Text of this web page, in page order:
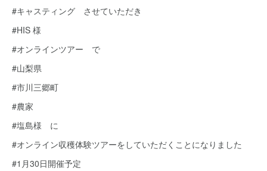
#キャスティング させていただき
#HIS 様
#オンラインツアー で
#山梨県
#市川三郷町
#農家
#塩島様 に
#オンライン収穫体験ツアーをしていただくことになりました
#1月30日開催予定